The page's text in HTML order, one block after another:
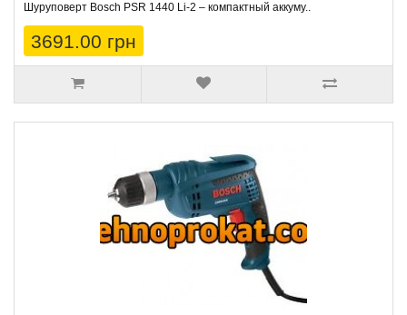
Шуруповерт Bosch PSR 1440 Li-2 – компактный аккуму..
3691.00 грн